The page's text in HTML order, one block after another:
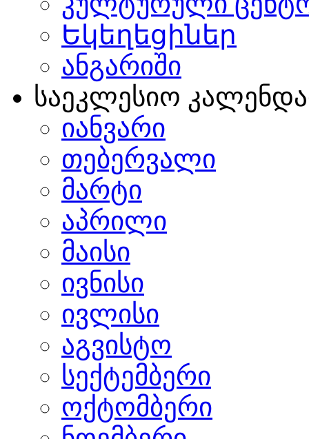
Եկեղեցիներ
ანგარიში
საეკლესიო
იანვარი
თებერვალი
მარტი
აპრილი
მაისი
ივნისი
ივლისი
აგვისტო
სექტემბერი
ოქტომბერი